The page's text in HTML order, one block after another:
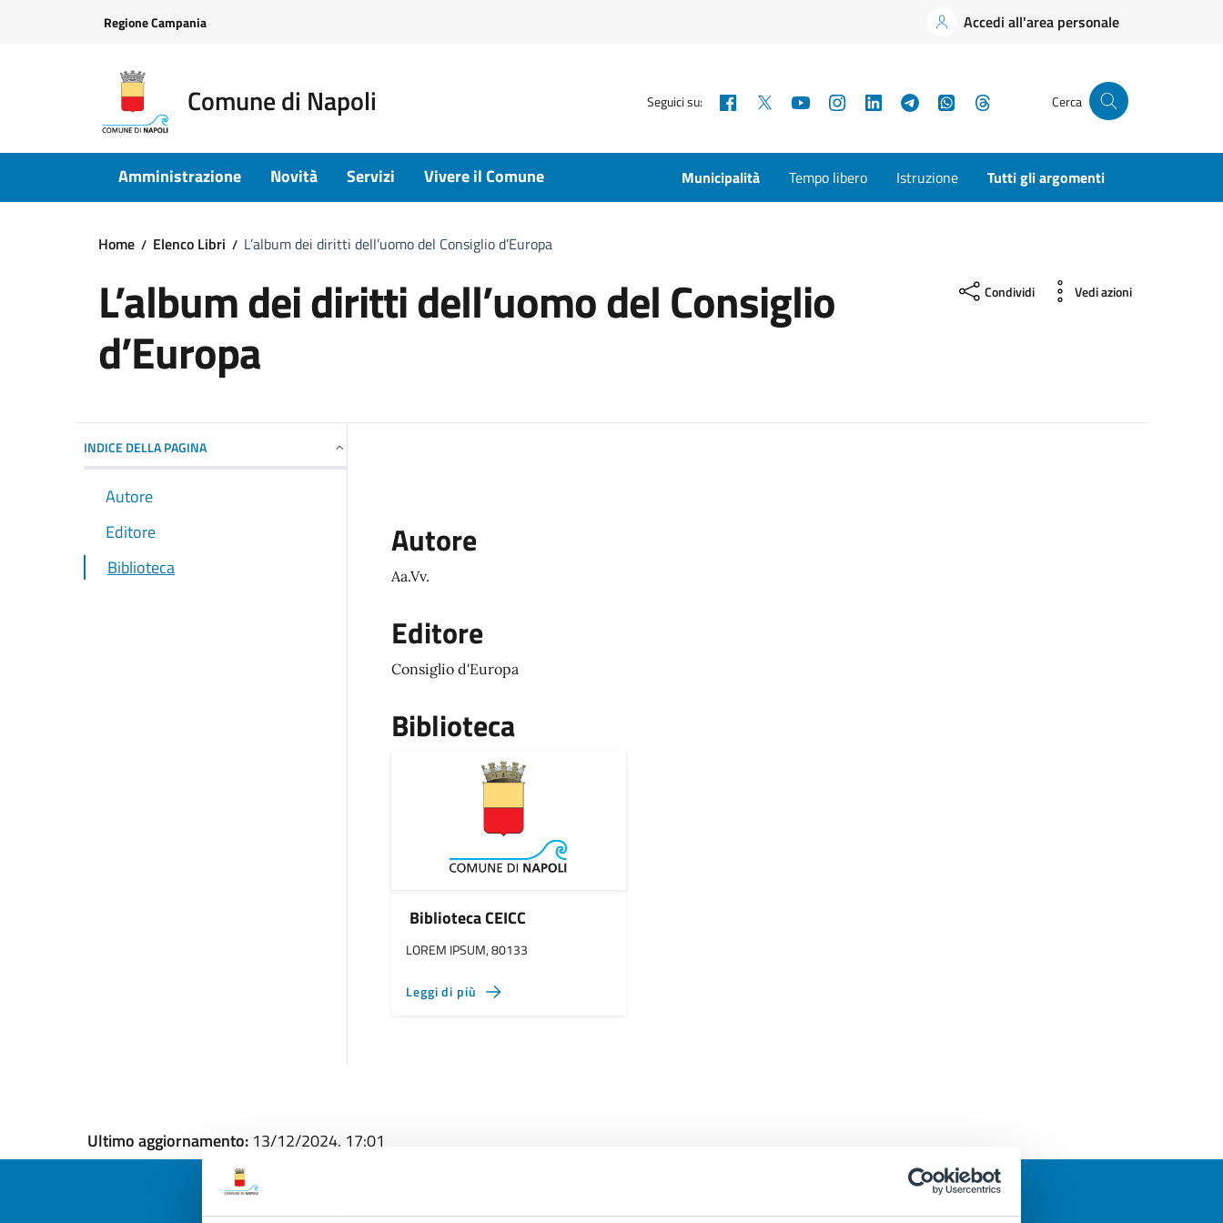
Regione Campania Accedi all'area personale
Comune di Napoli Seguici su: Facebook YouTubeInstagramLinkedInTelegramWhatsApp Cerca
Amministrazione Novità Servizi Vivere il Comune Municipalità Tempo libero Istruzione Tutti gli argomenti
Home Elenco Libri L’album dei diritti dell’uomo del Consiglio d’Europa
L’album dei diritti dell’uomo del Consiglio
d’Europa
Condividi Vedi azioni
INDICE DELLA PAGINA
Autore
Editore
Biblioteca
Autore
Aa.Vv.
Editore
Consiglio d'Europa
Biblioteca
Biblioteca CEICC
LOREM IPSUM, 80133
Leggi di più
Ultimo aggiornamento: 13/12/2024, 17:01